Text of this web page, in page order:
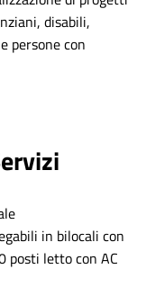
disabili,
persone con
in bilocali con
posti letto con AC